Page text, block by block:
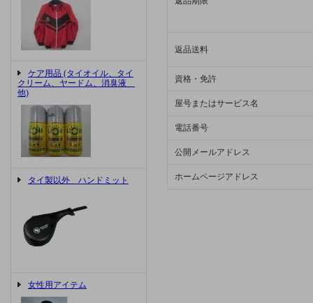
ケア用品 (タイオイル、タイ
クリーム、ヤードム、消臭液
他)
タイ製以外 ハンドミット
女性用アイテム
返品送料
資格・免許
屋号またはサービス名
電話番号
公開メールアドレス
ホームページアドレス